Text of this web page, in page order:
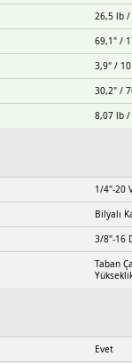
26,5 lb /
69,1" /
3,9" /
30,2" /
8,07 lb /
1/4"-20
Bilyalı
3/8"-16
Taban
Evet